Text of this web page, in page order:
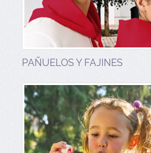
PAÑUELOS Y FAJINES